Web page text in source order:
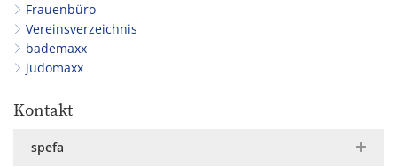
Frauenbüro
Vereinsverzeichnis
bademaxx
judomaxx
Kontakt
spefa